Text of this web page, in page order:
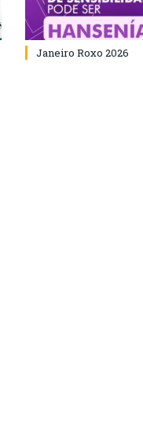
Janeiro Roxo 2026